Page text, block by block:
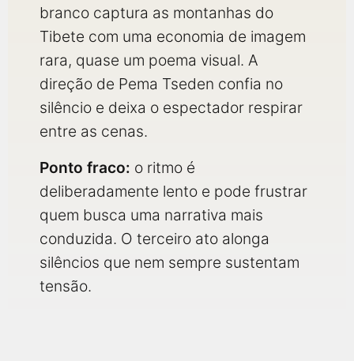
branco captura as montanhas do
Tibete com uma economia de imagem
rara, quase um poema visual. A
direção de Pema Tseden confia no
silêncio e deixa o espectador respirar
entre as cenas.
Ponto fraco: o ritmo é
deliberadamente lento e pode frustrar
quem busca uma narrativa mais
conduzida. O terceiro ato alonga
silêncios que nem sempre sustentam
tensão.